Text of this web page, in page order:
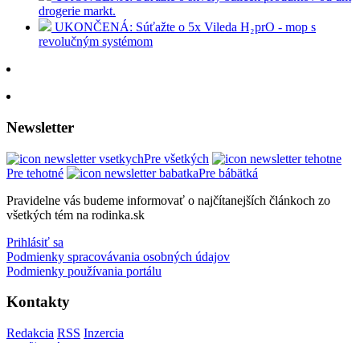
drogerie markt.
UKONČENÁ: Súťažte o 5x Vileda H₂prO - mop s
revolučným systémom
Newsletter
Pre všetkých
Pre tehotné
Pre bábätká
Pravidelne vás budeme informovať o najčítanejších článkoch zo
všetkých tém na rodinka.sk
Prihlásiť sa
Podmienky spracovávania osobných údajov
Podmienky používania portálu
Kontakty
Redakcia RSS Inzercia